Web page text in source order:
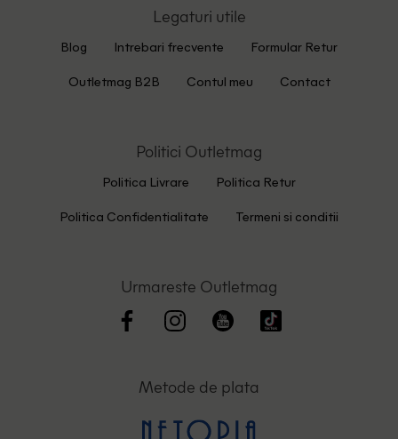
Legaturi utile
Blog Intrebari frecvente Formular Retur
Outletmag B2B Contul meu Contact
Politici Outletmag
Politica Livrare Politica Retur
Politica Confidentialitate Termeni si conditii
Urmareste Outletmag
Metode de plata